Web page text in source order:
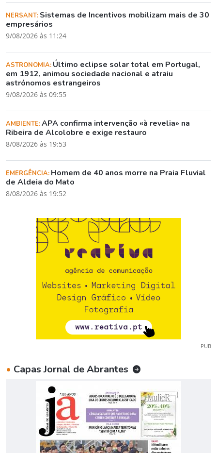
NERSANT: Sistemas de Incentivos mobilizam mais de 30
empresários
9/08/2026 às 11:24
ASTRONOMIA: Último eclipse solar total em Portugal,
em 1912, animou sociedade nacional e atraiu
astrónomos estrangeiros
9/08/2026 às 09:55
AMBIENTE:APA confirma intervenção «à revelia» na
Ribeira de Alcolobre e exige restauro
8/08/2026 às 19:53
EMERGÊNCIA: Homem de 40 anos morre na Praia Fluvial
de Aldeia do Mato
8/08/2026 às 19:52
PUB
• Capas Jornal de Abrantes